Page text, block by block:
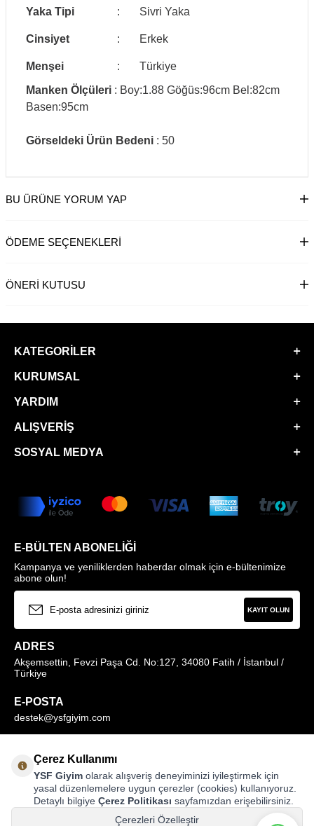
Yaka Tipi : Sivri Yaka
Cinsiyet : Erkek
Menşei :
Türkiye
Manken Ölçüleri : Boy:1.88 Göğüs:96cm Bel:82cm
Basen:95cm
Görseldeki Ürün Bedeni : 50
BU ÜRÜNE YORUM YAP
ÖDEME SEÇENEKLERI
ÖNERI KUTUSU
KATEGORILER
KURUMSAL
YARDIM
ALIŞVERIŞ
SOSYAL MEDYA
E-BÜLTEN ABONELIĞI
Kampanya ve yeniliklerden haberdar olmak için e-bültenimize
abone olun!
KAYIT OLUN
ADRES
Akşemsettin, Fevzi Paşa Cd. No:127, 34080 Fatih / İstanbul /
Türkiye
E-POSTA
destek@ysfgiyim.com
0850 259 1373
MAĞAZALARIMIZ
Çerez Kullanımı
YSF Giyim olarak alışveriş deneyiminizi iyileştirmek için
yasal düzenlemelere uygun çerezler (cookies) kullanıyoruz.
Detaylı bilgiye Çerez Politikası sayfamızdan erişebilirsiniz.
Çerezleri Özelleştir